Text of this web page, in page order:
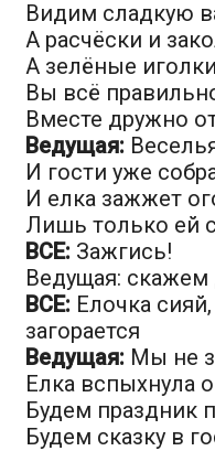
Видим сладкую
А расчёски и
А зелёные
Вы всё
Вместе дружно
Ведущая:
И гости уже
И елка зажжет
Лишь только ей
ВСЕ: Зажгись!
Ведущая:
ВСЕ: Елочка
загорается
Ведущая: Мы не
Елка вспыхнула
Будем праздник
Будем сказку в